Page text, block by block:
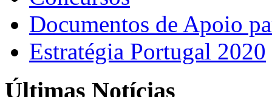
Documentos de Apoio
Estratégia Portugal 2020
Últimas Notícias